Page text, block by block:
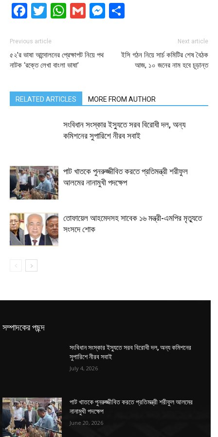
Facebook
Twitter
WhatsApp
GmailMessenger
Previous article
৫২’র ভাষা আন্দোলনের প্রেক্ষাপট নিয়ে পথ
নাটক ‘রক্তে লেখা বাংলা ভাষা’
Next article
ইসি গঠন নিয়ে সার্চ কমিটির শেষ বৈঠক
আজ, ১০ জনের নাম হবে চূড়ান্ত
RELATED ARTICLES MORE FROM AUTHOR
সংবিধান সংস্কার ইস্যুতে সরব বিরোধী দল, অন্য
কমিশনের সুপারিশে নীরব সবাই
পাট খাতকে পুনরুজ্জীবিত করতে প্রতিমন্ত্রী শরীফুল
আলমের নানামুখী পদক্ষেপ
তোফায়েল আহমেদসহ সাবেক ১৬ মন্ত্রী-এমপির মৃত্যুতে
সংসদে শোক
সম্পাদকের পছন্দ
সংবিধান সংস্কার ইস্যুতে সরব বিরোধী দল, অন্য কমিশনের
সুপারিশে নীরব সবাই
July 4, 2026
পাট খাতকে পুনরুজ্জীবিত করতে প্রতিমন্ত্রী শরীফুল আলমের
নানামুখী পদক্ষেপ
June 20, 2026